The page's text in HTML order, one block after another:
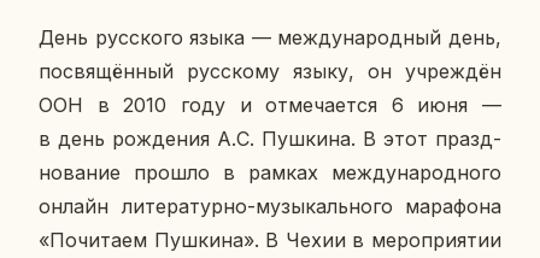
День рус­ско­го языка — меж­ду­на­род­ный день,
по­свя­щён­ный рус­ско­му языку, он учре­ждён
ООН в 2010 году и от­ме­ча­ет­ся 6 июня —
в день рож­де­ния А.С. Пуш­ки­на. В этот празд­
но­ва­ние прошло в рамках меж­ду­на­род­но­го
онлайн ли­те­ра­тур­но-му­зы­каль­но­го ма­ра­фо­на
«По­чи­та­ем Пуш­ки­на». В Чехии в ме­ро­при­я­тии